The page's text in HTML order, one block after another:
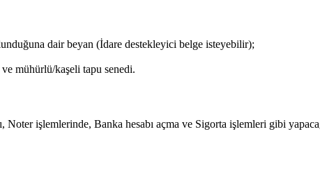
dair beyan (İdare destekleyici belge isteyebilir);
mühürlü/kaşeli tapu senedi.
Noter işlemlerinde, Banka hesabı açma ve Sigorta işlemleri gibi